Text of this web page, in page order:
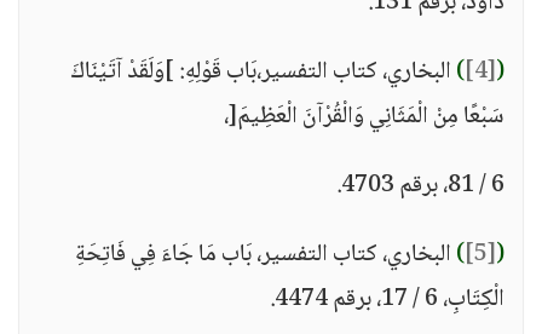
(
[4]
)البخاري، كتاب التفسير،بَاب قَوْلِهِ: ]وَلَقَدْ آتَيْنَاكَ
سَبْعًا مِنْ الْمَثَانِي وَالْقُرْآنَ الْعَظِيمَ[،
6 / 81، برقم 4703.
(
[5]
)البخاري، كتاب التفسير، بَاب مَا جَاءَ فِي فَاتِحَةِ
الْكِتَابِ، 6 / 17، برقم 4474.